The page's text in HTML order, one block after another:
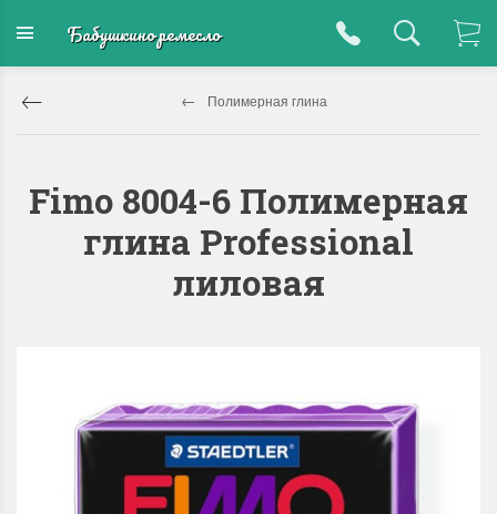
Бабушкино ремесло
Полимерная глина
Fimo 8004-6 Полимерная
глина Professional
лиловая